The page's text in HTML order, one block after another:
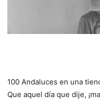
100 Andaluces en una
Que aquel día que dije,